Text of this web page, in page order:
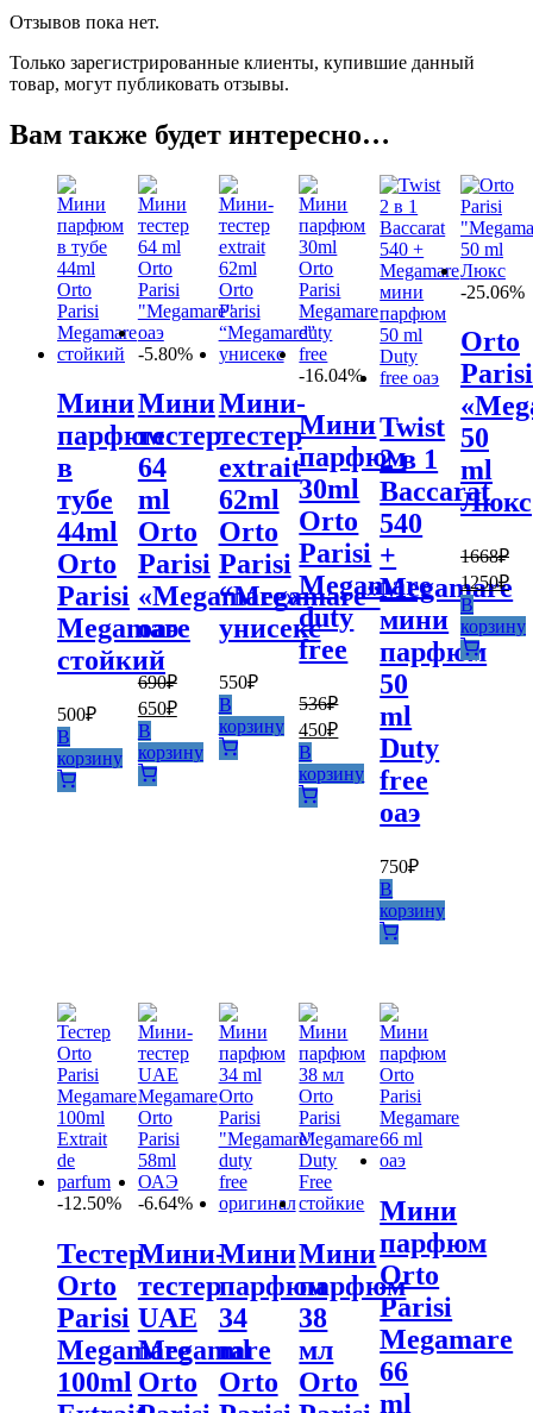
8
ml
коробке
Отзывов пока нет.
Только зарегистрированные клиенты, купившие данный
товар, могут публиковать отзывы.
Вам также будет интересно…
Мини
парфюм
в
тубе
44ml
Orto
Parisi
Megamare
стойкий
500₽
В
корзину
-5.80%
Мини
тестер
64
ml
Orto
Parisi
«Megamare»
оаэ
690₽
Первоначальная
цена
составляла
690₽.
650₽Текущая
650₽.
В
корзину
Мини-
тестер
extrait
62ml
Orto
Parisi
“Megamare”
унисекс
550₽
В
корзину
-16.04%
Мини
парфюм
30ml
Orto
Parisi
Megamare
duty
free
536₽
Первоначальная
цена
составляла
536₽.
450₽Текущая
цена:
450₽.
В
корзину
Twist
2 в 1
Baccarat
540
+
Megamare
мини
парфюм
50
ml
Duty
free
оаэ
750₽
В
корзину
-25.06%
Orto
Parisi
50
ml
Люкс
1668₽
цена
1668₽.
1250₽
В
корзину
-12.50%
Тестер
Orto
Parisi
Megamare
100ml
-6.64%
Мини-
тестер
UAE
Megamare
Orto
Мини
парфюм
34
ml
Orto
Мини
парфюм
38
мл
Orto
Мини
парфюм
Orto
Parisi
Megamare
66
ml